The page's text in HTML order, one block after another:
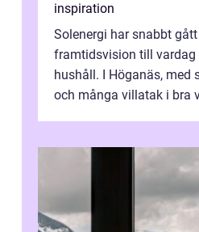
inspiration
Solenergi har snabbt
framtidsvision till vardag
hushåll. I Höganäs, med
och många villatak i bra